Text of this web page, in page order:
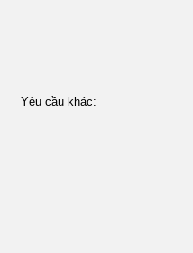
Yêu cầu khác: